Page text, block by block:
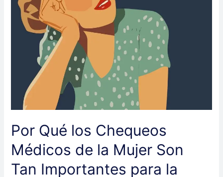
Por Qué los Chequeos
Médicos de la Mujer Son
Tan Importantes para la
Son
Tan
Importantes
Largo
Plazo